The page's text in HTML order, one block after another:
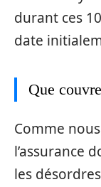
durant ces
date
Que
Comme
l’assurance
les